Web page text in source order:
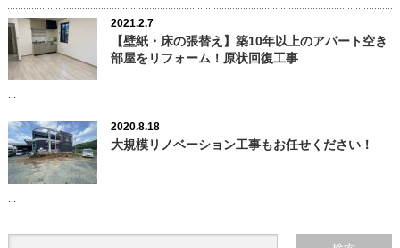
2021.2.7
【壁紙・床の張替え】築10年以上のアパート空き
部屋をリフォーム！原状回復工事
2020.8.18
大規模リノベーション工事もお任せください！